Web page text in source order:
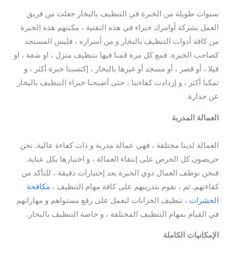
سنوات طويلة من الخبرة في التنظيف بالبخار جعلت من فريق
العمل بشركة أوامرك خبراء في هذه التقنية ، مكنتهم هذه الخبرة
من كافة أدوات التنظيف بالبخار و من أسراره ، فليس المستجد
كصاحب الخبرة. فمع كل مرة قمنا فيها بتنظيف منزل ، او شقة ، او
فيلا ، أو قصر ، أو مسجد أو غيرها بالبخار ، إكتسبنا خبرة أكثر ، و
تمكنا أكثر ، و إزدادت كفاءتنا ، حتى أصبحنا خبراء التنظيف بالبخار
عن جدارة.
العمالة المدربة
العمالة لدينا مختلفة ، فهي عمالة مدربة و ذات كفاءة عالية. نحن
حريصون كل الحرص على إنتقاء العمالة ، و اختيارها بكل عناية.
فنحن نوظف العمال ذوي الخبرة بعد إختبارات دقيقة ، للتأكد من
كفاءتهم. ثم ، نقوم بتدريبهم على كافة مهام التنظيف ، مكافحة
الحشرات ، تنظيف الخزانات لنعمل على رفع مستواهم و مهاراتهم
في القيام بمهام التنظيف المختلفة ، و خاصة التنظيف بالبخار.
الإمكانيات الكاملة